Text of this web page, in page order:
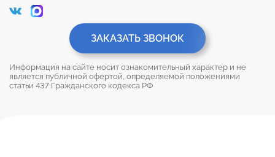
ЗАКАЗАТЬ ЗВОНОК
Информация на сайте носит ознакомительный характер и не
является публичной офертой, определяемой положениями
статьи 437 Гражданского кодекса РФ